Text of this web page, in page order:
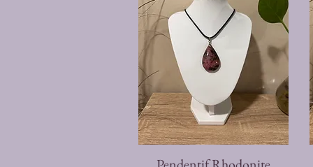
Aperçu rapide